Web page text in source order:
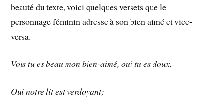
beauté du texte, voici quelques versets que le
personnage féminin adresse à son bien aimé et vice-
versa.
Vois tu es beau mon bien-aimé, oui tu es doux,
Oui notre lit est verdoyant;